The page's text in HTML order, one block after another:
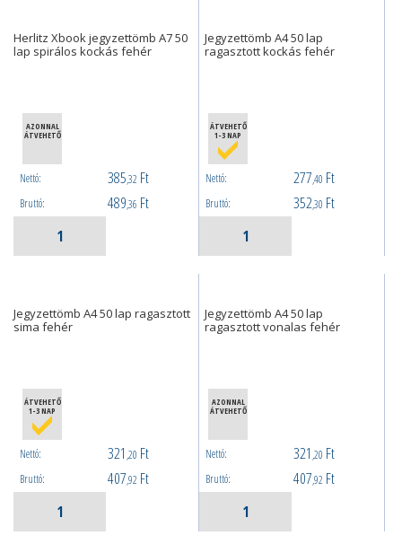
Herlitz Xbook jegyzettömb A7 50
lap spirálos kockás fehér
AZONNAL
ÁTVEHETŐ
Nettó: 385,32 Ft
Bruttó: 489,36 Ft
Jegyzettömb A4 50 lap
ragasztott kockás fehér
ÁTVEHETŐ
1-3 NAP
Nettó: 277,40 Ft
Bruttó: 352,30 Ft
Jegyzettömb A4 50 lap ragasztott
sima fehér
ÁTVEHETŐ
1-3 NAP
Nettó: 321 ,20 Ft
Bruttó: 407,92 Ft
Jegyzettömb A4 50 lap
ragasztott vonalas fehér
AZONNAL
ÁTVEHETŐ
Nettó: 321 ,20 Ft
Bruttó: 407,92 Ft